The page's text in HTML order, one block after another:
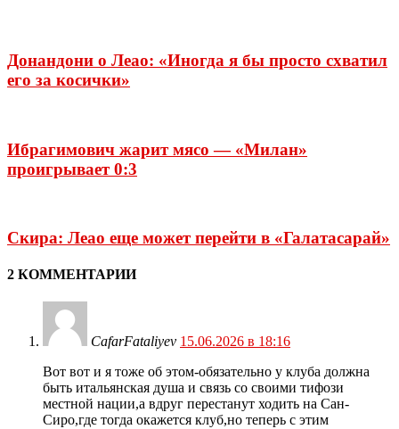
Донандони о Леао: «Иногда я бы просто схватил
его за косички»
Ибрагимович жарит мясо — «Милан»
проигрывает 0:3
Скира: Леао еще может перейти в «Галатасарай»
2 КОММЕНТАРИИ
CafarFataliyev 15.06.2026 в 18:16
Вот вот и я тоже об этом-обязательно у клуба должна
быть итальянская душа и связь со своими тифози
местной нации,а вдруг перестанут ходить на Сан-
Сиро,где тогда окажется клуб,но теперь с этим